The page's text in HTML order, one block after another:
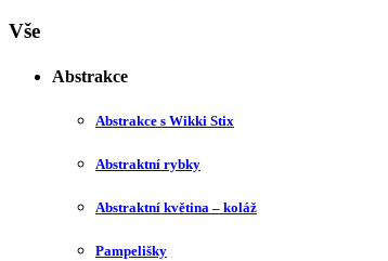
Vše
Abstrakce
Abstrakce s Wikki Stix
Abstraktní rybky
Abstraktní květina – koláž
Pampelišky